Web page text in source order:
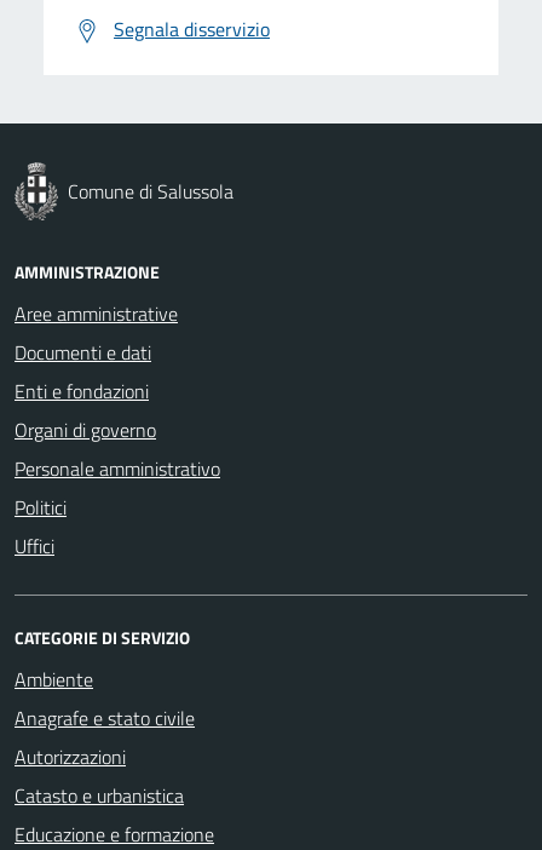
Segnala disservizio
Comune di Salussola
AMMINISTRAZIONE
Aree amministrative
Documenti e dati
Enti e fondazioni
Organi di governo
Personale amministrativo
Politici
Uffici
CATEGORIE DI SERVIZIO
Ambiente
Anagrafe e stato civile
Autorizzazioni
Catasto e urbanistica
Educazione e formazione